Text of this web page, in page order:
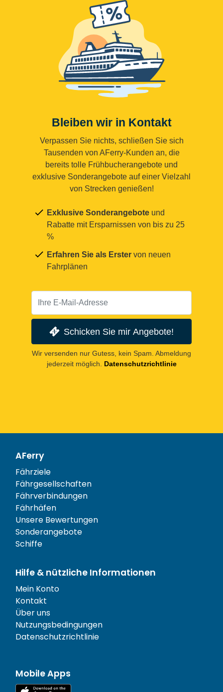
Bleiben wir in Kontakt
Verpassen Sie nichts, schließen Sie sich
Tausenden von AFerry-Kunden an, die
bereits tolle Frühbucherangebote und
exklusive Sonderangebote auf einer Vielzahl
von Strecken genießen!
Exklusive Sonderangebote und
Rabatte mit Ersparnissen von bis zu 25
%
Erfahren Sie als Erster von neuen
Fahrplänen
Schicken Sie mir Angebote!
Wir versenden nur Gutess, kein Spam. Abmeldung
jederzeit möglich. Datenschutzrichtlinie
AFerry
Fährziele
Fährgesellschaften
Fährverbindungen
Fährhäfen
Unsere Bewertungen
Sonderangebote
Schiffe
Hilfe & nützliche Informationen
Mein Konto
Kontakt
Über uns
Nutzungsbedingungen
Datenschutzrichtlinie
Mobile Apps